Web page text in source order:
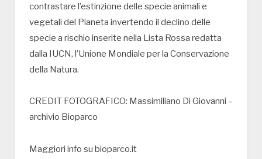
contrastare l’estinzione delle specie animali e
vegetali del Pianeta invertendo il declino delle
specie a rischio inserite nella Lista Rossa redatta
dalla IUCN, l’Unione Mondiale per la Conservazione
della Natura.
CREDIT FOTOGRAFICO: Massimiliano Di Giovanni –
archivio Bioparco
Maggiori info su bioparco.it